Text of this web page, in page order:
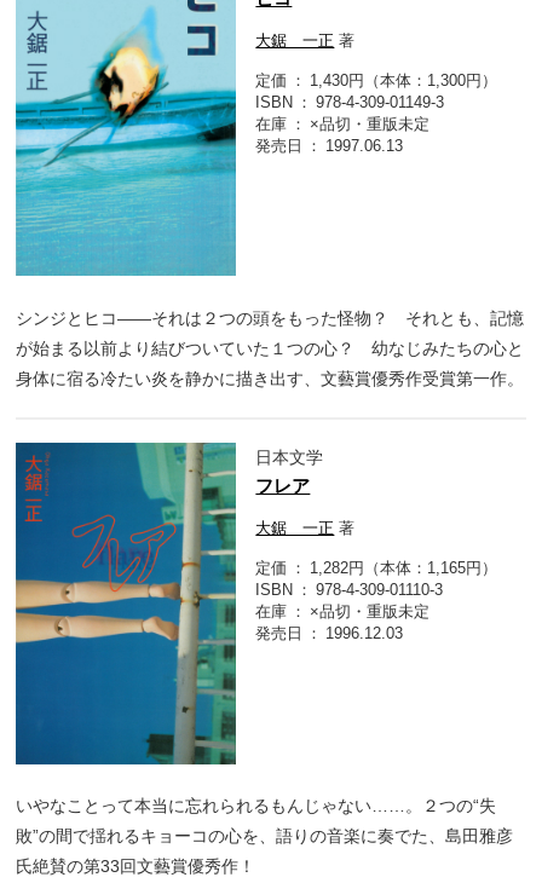
大鋸 一正 著
定価
1,430円（本体：1,300円）
ISBN
978-4-309-01149-3
在庫
×品切・重版未定
発売日
1997.06.13
シンジとヒコ――それは２つの頭をもった怪物？ それとも、記憶
が始まる以前より結びついていた１つの心？ 幼なじみたちの心と
身体に宿る冷たい炎を静かに描き出す、文藝賞優秀作受賞第一作。
日本文学
フレア
大鋸 一正 著
定価
1,282円（本体：1,165円）
ISBN
978-4-309-01110-3
在庫
×品切・重版未定
発売日
1996.12.03
いやなことって本当に忘れられるもんじゃない……。２つの“失
敗”の間で揺れるキョーコの心を、語りの音楽に奏でた、島田雅彦
氏絶賛の第33回文藝賞優秀作！